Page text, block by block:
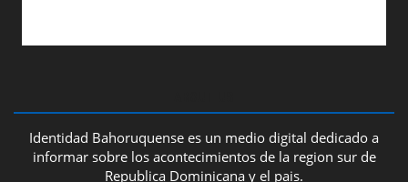
Identidad Bahoruquense es un medio digital dedicado a
informar sobre los acontecimientos de la region sur de
Republica Dominicana y el pais.